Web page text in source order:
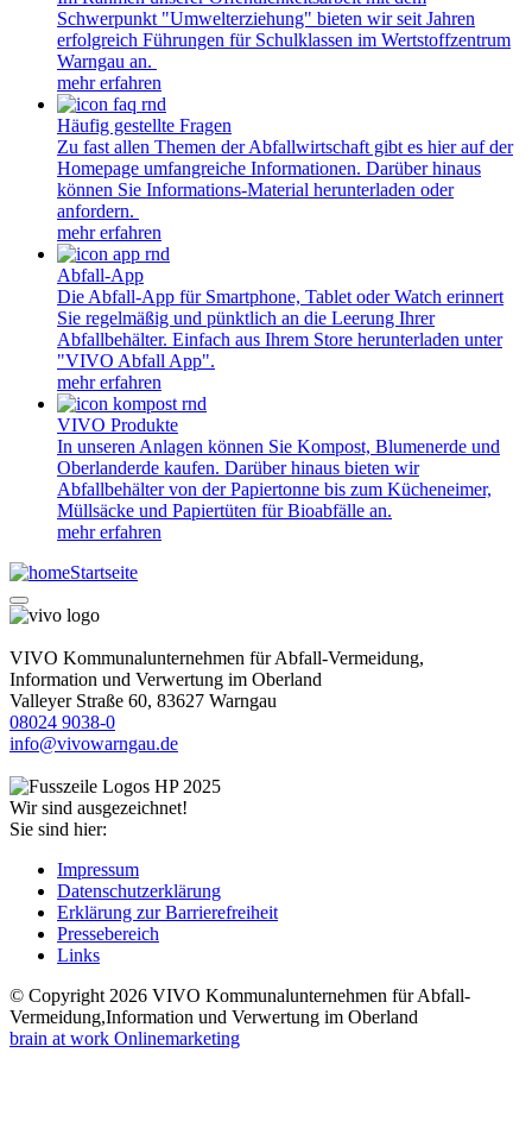
Schwerpunkt "Umwelterziehung" bieten wir seit Jahren
erfolgreich Führungen für Schulklassen im Wertstoffzentrum
Warngau an.
mehr erfahren
Häufig gestellte Fragen
Zu fast allen Themen der Abfallwirtschaft gibt es hier auf der
Homepage umfangreiche Informationen. Darüber hinaus
können Sie Informations-Material herunterladen oder
anfordern.
mehr erfahren
Abfall-App
Die Abfall-App für Smartphone, Tablet oder Watch erinnert
Sie regelmäßig und pünktlich an die Leerung Ihrer
Abfallbehälter. Einfach aus Ihrem Store herunterladen unter
"VIVO Abfall App".
mehr erfahren
VIVO Produkte
In unseren Anlagen können Sie Kompost, Blumenerde und
Oberlanderde kaufen. Darüber hinaus bieten wir
Abfallbehälter von der Papiertonne bis zum Kücheneimer,
Müllsäcke und Papiertüten für Bioabfälle an.
mehr erfahren
Startseite
VIVO Kommunalunternehmen für Abfall-Vermeidung,
Information und Verwertung im Oberland
Valleyer Straße 60, 83627 Warngau
08024 9038-0
info@vivowarngau.de
Wir sind ausgezeichnet!
Sie sind hier:
Impressum
Datenschutzerklärung
Erklärung zur Barrierefreiheit
Pressebereich
Links
© Copyright 2026 VIVO Kommunalunternehmen für Abfall-
Vermeidung,Information und Verwertung im Oberland
brain at work Onlinemarketing